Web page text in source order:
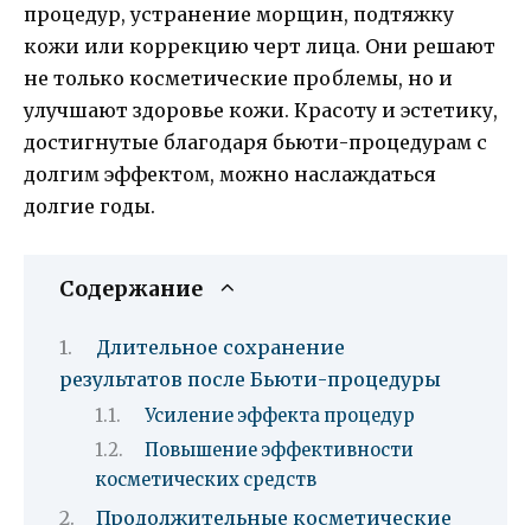
процедур, устранение морщин, подтяжку
кожи или коррекцию черт лица. Они решают
не только косметические проблемы, но и
улучшают здоровье кожи. Красоту и эстетику,
достигнутые благодаря бьюти-процедурам с
долгим эффектом, можно наслаждаться
долгие годы.
Содержание
Длительное сохранение
результатов после Бьюти-процедуры
Усиление эффекта процедур
Повышение эффективности
косметических средств
Продолжительные косметические